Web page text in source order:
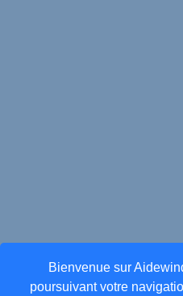
Bienvenue sur
poursuivant votre